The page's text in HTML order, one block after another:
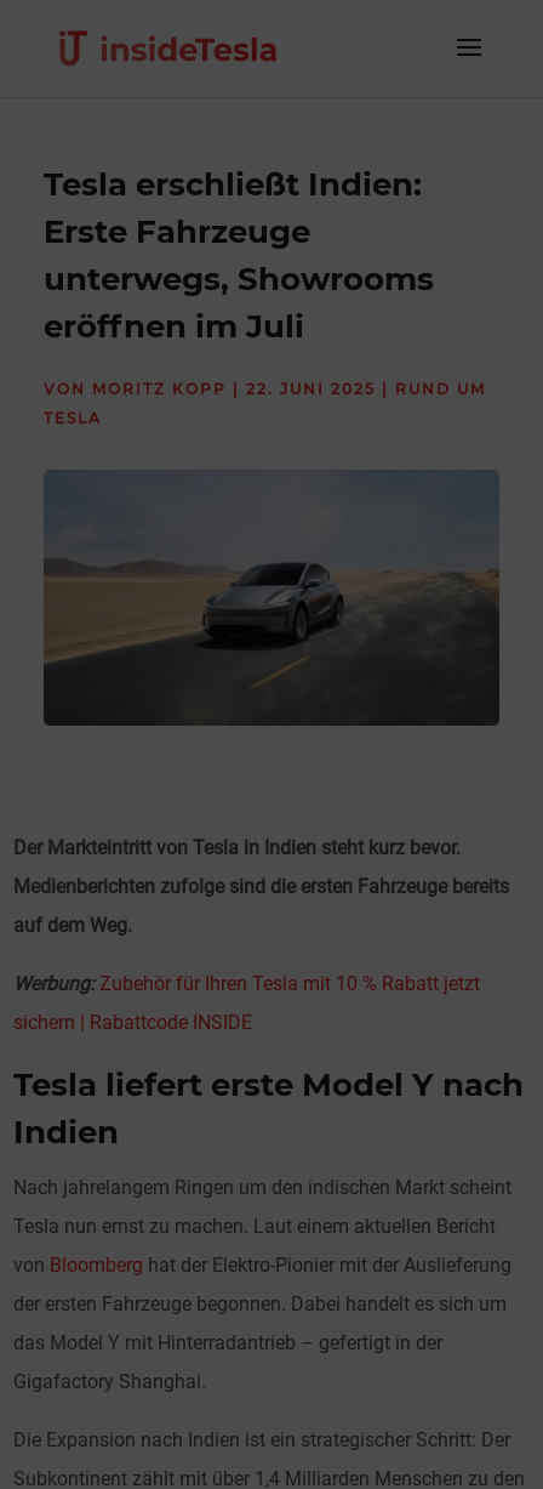
Tesla erschließt Indien:
Erste Fahrzeuge
unterwegs, Showrooms
eröffnen im Juli
VON MORITZ KOPP |22. JUNI 2025
RUND UM
TESLA
Der Markteintritt von Tesla in Indien steht kurz bevor.
Medienberichten zufolge sind die ersten Fahrzeuge bereits
auf dem Weg.
Werbung: Zubehör für Ihren Tesla mit 10 % Rabatt jetzt
sichern | Rabattcode INSIDE
Tesla liefert erste Model Y nach
Indien
Nach jahrelangem Ringen um den indischen Markt scheint
Tesla nun ernst zu machen. Laut einem aktuellen Bericht
von Bloomberg hat der Elektro-Pionier mit der Auslieferung
der ersten Fahrzeuge begonnen. Dabei handelt es sich um
das Model Y mit Hinterradantrieb – gefertigt in der
Gigafactory Shanghai.
Die Expansion nach Indien ist ein strategischer Schritt: Der
Subkontinent zählt mit über 1,4 Milliarden Menschen zu den